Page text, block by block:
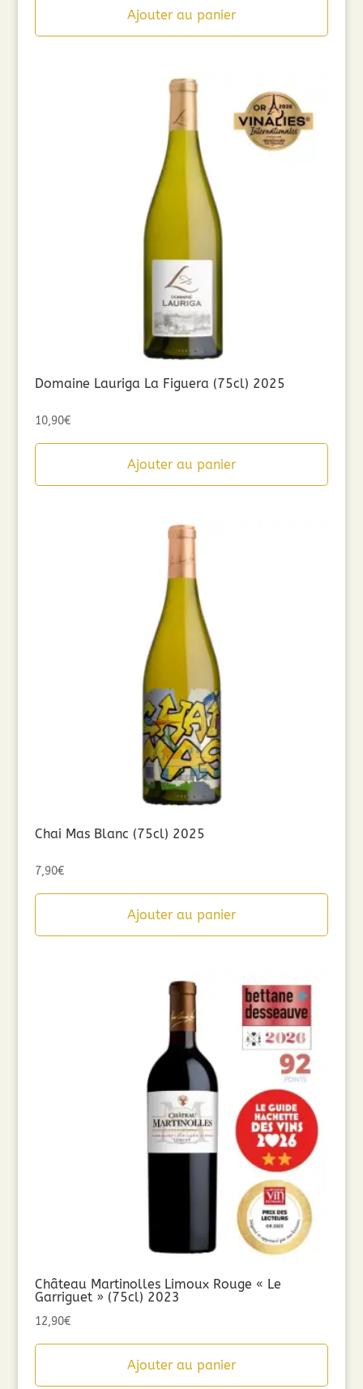
Ajouter au panier
Domaine Lauriga La Figuera (75cl) 2025
10,90€
Ajouter au panier
Chai Mas Blanc (75cl) 2025
7,90€
Ajouter au panier
Château Martinolles Limoux Rouge « Le
Garriguet » (75cl) 2023
12,90€
Ajouter au panier